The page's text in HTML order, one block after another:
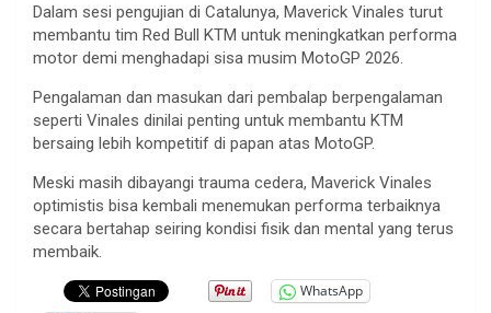
Dalam sesi pengujian di Catalunya, Maverick Vinales turut
membantu tim Red Bull KTM untuk meningkatkan performa
motor demi menghadapi sisa musim MotoGP 2026.
Pengalaman dan masukan dari pembalap berpengalaman
seperti Vinales dinilai penting untuk membantu KTM
bersaing lebih kompetitif di papan atas MotoGP.
Meski masih dibayangi trauma cedera, Maverick Vinales
optimistis bisa kembali menemukan performa terbaiknya
secara bertahap seiring kondisi fisik dan mental yang terus
membaik.
WhatsApp